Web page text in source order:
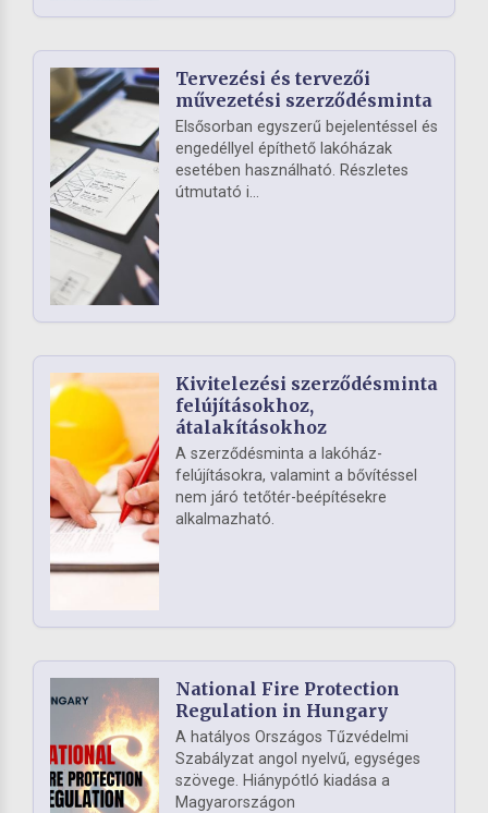
Tervezési és tervezői
művezetési szerződésminta
Elsősorban egyszerű bejelentéssel és
engedéllyel építhető lakóházak
esetében használható. Részletes
útmutató i...
Kivitelezési szerződésminta
felújításokhoz,
átalakításokhoz
A szerződésminta a lakóház-
felújításokra, valamint a bővítéssel
nem járó tetőtér-beépítésekre
alkalmazható.
National Fire Protection
Regulation in Hungary
A hatályos Országos Tűzvédelmi
Szabályzat angol nyelvű, egységes
szövege. Hiánypótló kiadása a
Magyarországon